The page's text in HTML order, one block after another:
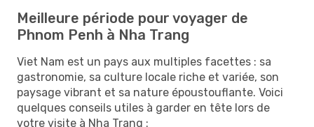
Meilleure période pour voyager de
Phnom Penh à Nha Trang
Viet Nam est un pays aux multiples facettes : sa
gastronomie, sa culture locale riche et variée, son
paysage vibrant et sa nature époustouflante. Voici
quelques conseils utiles à garder en tête lors de
votre visite à Nha Trang :